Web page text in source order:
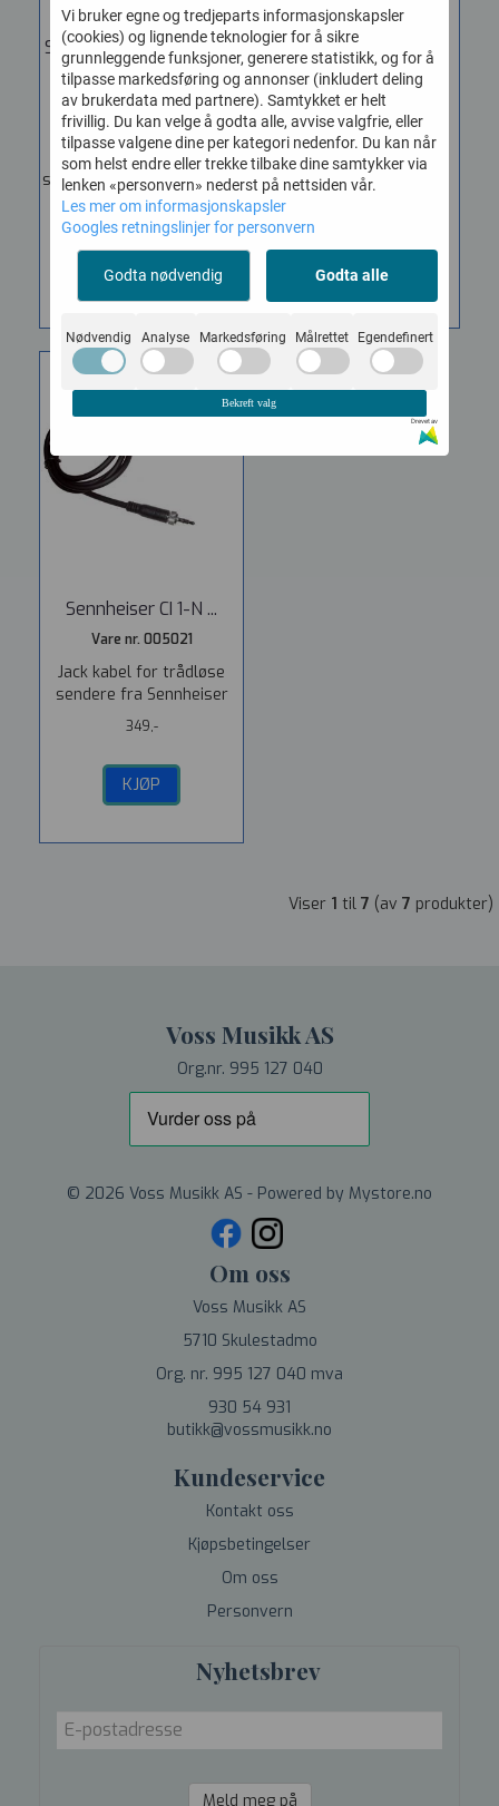
Sennheiser XSw 2-Cl1-A
...
Vare nr. 507136
XSW2-Cl1 Fleksibelt,
robust, alt-i-ett trådløst
system for gitar og bass....
4.790,-
KJØP
Xvive U2 Trådløst
System for ...
Vare nr. XA-U2-BK
Xvive U2 trådløssystem
for gitar benytter digital
trådløs...
KJØP
Sennheiser CI 1-N ...
Vare nr. 005021
Jack kabel for trådløse
sendere fra Sennheiser
349,-
KJØP
Viser 1 til 7 (av 7 produkter)
Voss Musikk AS
Org.nr. 995 127 040
© 2026 Voss Musikk AS - Powered by Mystore.no
Om oss
Voss Musikk AS
5710 Skulestadmo
Org. nr. 995 127 040 mva
930 54 931
butikk@vossmusikk.no
Kundeservice
Kontakt oss
Kjøpsbetingelser
Om oss
Personvern
Nyhetsbrev
Meld meg på
Vi bruker egne og tredjeparts informasjonskapsler
(cookies) og lignende teknologier for å sikre
grunnleggende funksjoner, generere statistikk, og for å
tilpasse markedsføring og annonser (inkludert deling
av brukerdata med partnere). Samtykket er helt
frivillig. Du kan velge å godta alle, avvise valgfrie, eller
tilpasse valgene dine per kategori nedenfor. Du kan når
som helst endre eller trekke tilbake dine samtykker via
lenken «personvern» nederst på nettsiden vår.
Les mer om informasjonskapsler
Googles retningslinjer for personvern
Godta nødvendig Godta alle
Nødvendig Analyse Markedsføring Målrettet Egendefinert
Bekreft valg
Drevet av